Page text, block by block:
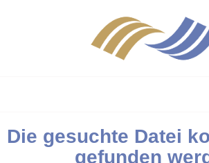
Die gesuchte Datei
gefunden